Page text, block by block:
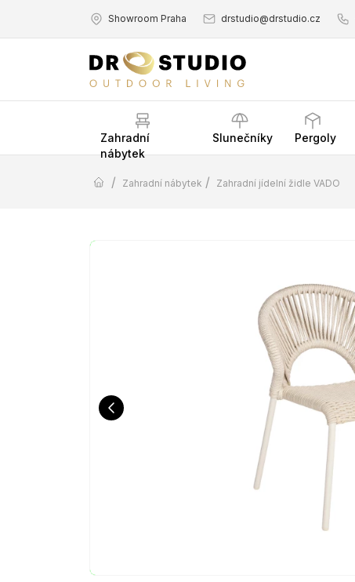
Showroom Praha drstudio@drstudio.cz
Zahradní
nábytek
Slunečníky Pergoly
/ Zahradní nábytek / Zahradní jídelní židle VADO